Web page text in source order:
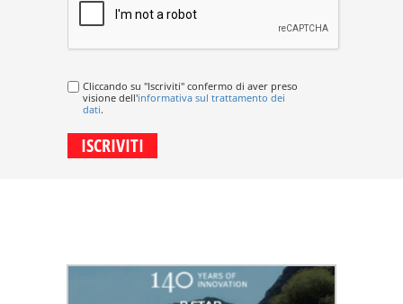
Cliccando su "Iscriviti" confermo di aver preso
visione dell'informativa sul trattamento dei
dati.